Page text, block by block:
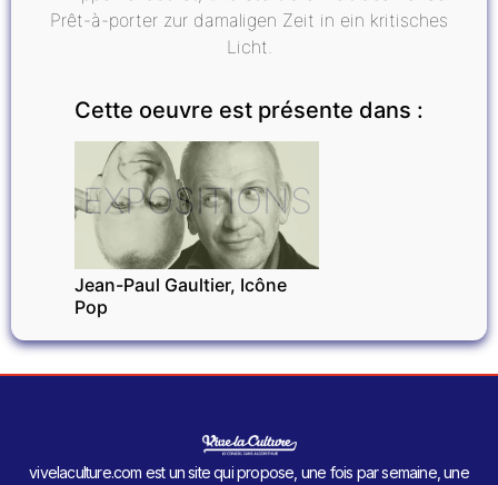
Prêt-à-porter zur damaligen Zeit in ein kritisches
Licht.
Cette oeuvre est présente dans :
EXPOSITIONS
Jean-Paul Gaultier, Icône
Pop
vivelaculture.com est un site qui propose, une fois par semaine, une